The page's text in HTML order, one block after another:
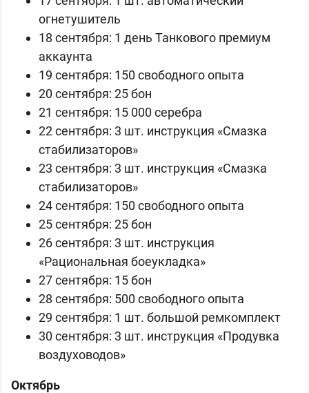
огнетушитель
18 сентября: 1 день Танкового премиум
аккаунта
19 сентября: 150 свободного опыта
20 сентября: 25 бон
21 сентября: 15 000 серебра
22 сентября: 3 шт. инструкция «Смазка
стабилизаторов»
23 сентября: 3 шт. инструкция «Смазка
стабилизаторов»
24 сентября: 150 свободного опыта
25 сентября: 25 бон
26 сентября: 3 шт. инструкция
«Рациональная боеукладка»
27 сентября: 15 бон
28 сентября: 500 свободного опыта
29 сентября: 1 шт. большой ремкомплект
30 сентября: 3 шт. инструкция «Продувка
воздуховодов»
Октябрь